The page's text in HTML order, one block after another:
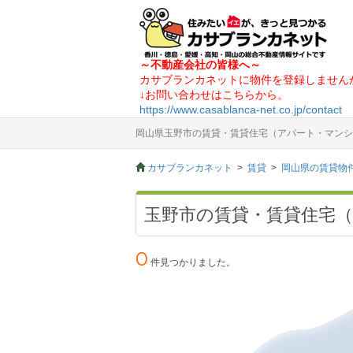
～不動産会社の皆様へ～
カサブランカネットに物件を登録しません
↓お問い合わせはこちらから。
https://www.casablanca-net.co.jp/contact
岡山県玉野市の賃貸・賃貸住宅（アパート・マン
カサブランカネット 賃貸 岡山県の賃貸物
玉野市の賃貸・賃貸住宅
0 件見つかりました。